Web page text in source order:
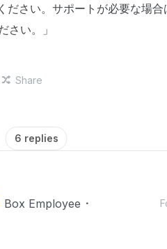
さい。サポートが必要な場合
さい。」
Share
6 replies
Box Employee